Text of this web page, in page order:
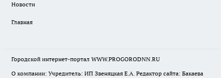
Новости
Главная
Городской интернет-портал WWW.PROGORODNN.RU
О компании: Учредитель: ИП Звеняцкая Е.А. Редактор сайта: Бакаева